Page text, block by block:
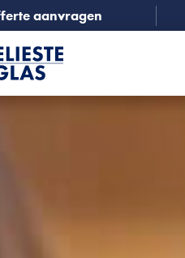
aanvragen